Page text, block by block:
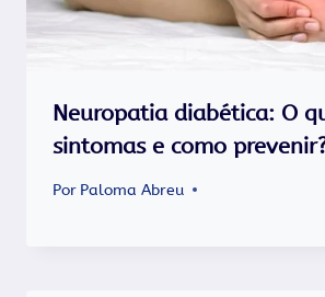
Neuropatia diabética: O
sintomas e como
Por Paloma Abreu